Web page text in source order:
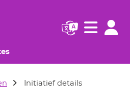
(huidige pagina)
Navigatie
Initiatief details